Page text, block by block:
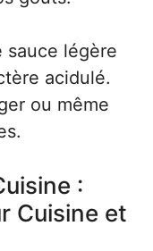
sauce légère
acidulé.
ou même
:
Cuisine et